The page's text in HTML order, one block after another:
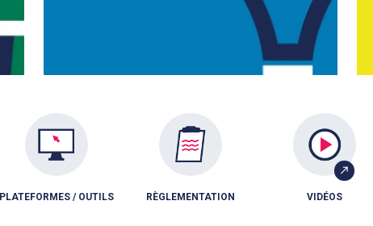
PLATEFORMES / OUTILS RÈGLEMENTATION VIDÉOS